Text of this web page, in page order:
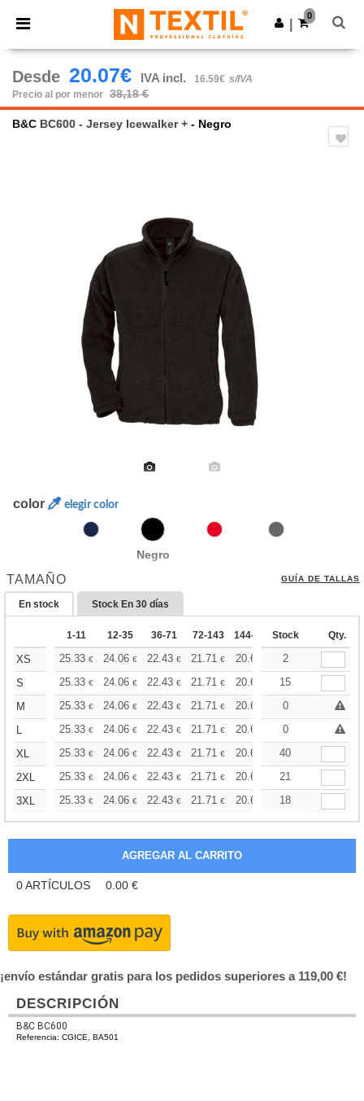
× App de Ntextil
¡Mejores precios en app!
Descargar app
0
Desde 20.07€ IVA incl. 16.59€ s/IVA
Precio al por menor 38,18 €
B&C BC600 - Jersey Icewalker + - Negro
color elegir color
Negro
TAMAÑO GUÍA DE TALLAS
En stock Stock En 30 días
1-11 12-35 36-71 72-143 144-287 288 + Más
Stock Qty.
XS 25.33 € 24.06 € 22.43 € 21.71 € 20.62 20.07
2
S
25.33 € 24.06 € 22.43 € 21.71 € 20.62 20.07
15
M
25.33 € 24.06 € 22.43 € 21.71 € 20.62 20.07 +
0
L
25.33 € 24.06 € 22.43 € 21.71 € 20.62 20.07 +
0
XL
25.33 € 24.06 € 22.43 € 21.71 € 20.62 20.07
40
2XL
25.33 € 24.06 € 22.43 € 21.71 € 20.62 20.07
21
3XL
25.33 € 24.06 € 22.43 € 21.71 € 20.62 20.07
18
0ARTÍCULOS 0.00 €
¡envío estándar gratis para los pedidos superiores a 119,00 €!
DESCRIPCIÓN
B&C BC600
Referencia: CGICE, BA501